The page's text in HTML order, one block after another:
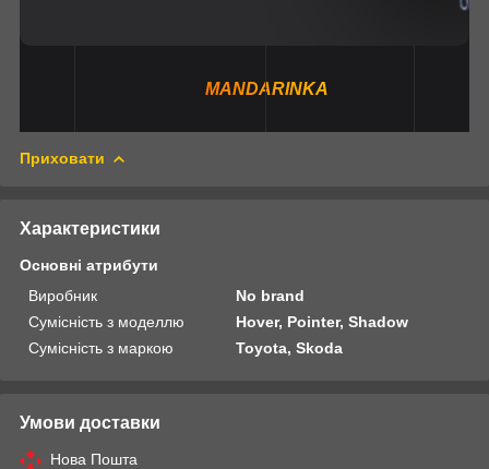
MANDARINKA
Приховати
Характеристики
Основні атрибути
Виробник
No brand
Сумісність з моделлю
Hover, Pointer, Shadow
Сумісність з маркою
Toyota, Skoda
Умови доставки
Нова Пошта